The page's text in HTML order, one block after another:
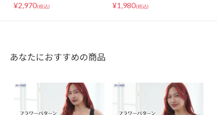
バストアップ 脇肉 贅肉 レデ
¥2,970(税込)
ブラジャー 大きいサイズ グラ
¥1,980(税込)
あなたにおすすめの商品